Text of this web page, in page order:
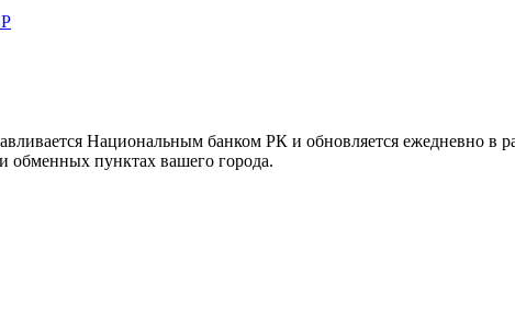
Национальным банком РК и обновляется ежедневно в
обменных пунктах вашего города.